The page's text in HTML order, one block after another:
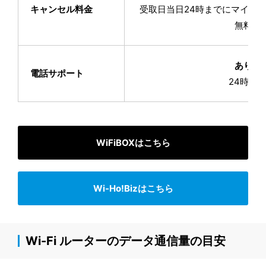
キャンセル料金
受取日当日24時までにマイペ
無料
電話サポート
あり
24時間
WiFiBOXはこちら
Wi-Ho!Bizはこちら
Wi-Fi ルーターのデータ通信量の目安